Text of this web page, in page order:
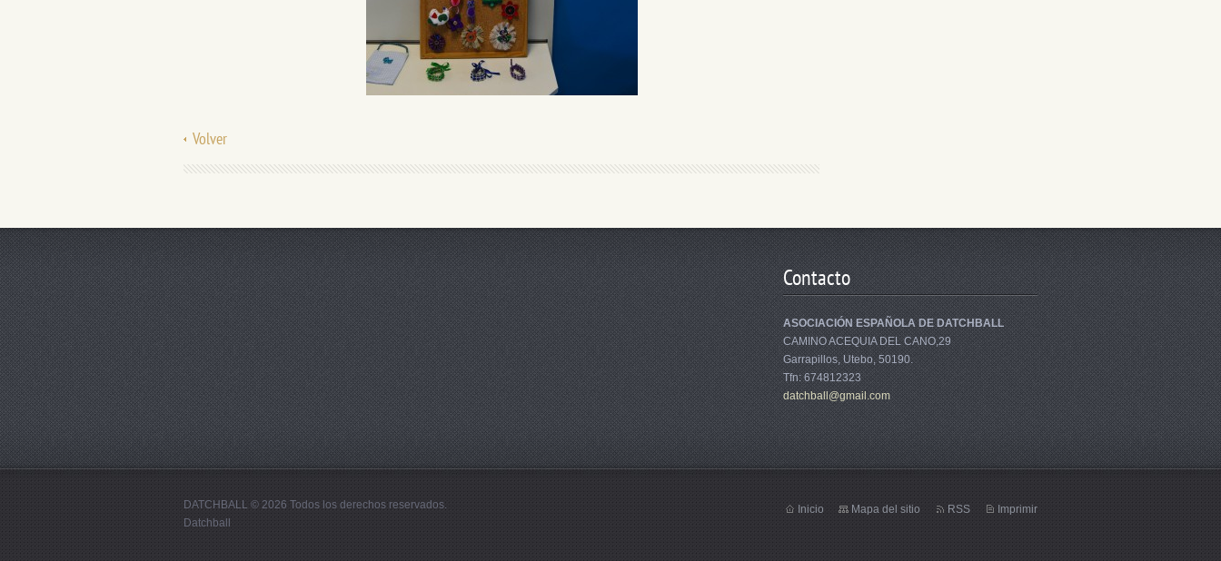
Volver
Contacto
ASOCIACIÓN ESPAÑOLA DE DATCHBALL
CAMINO ACEQUIA DEL CANO,29
Garrapillos, Utebo, 50190.
Tfn: 674812323
datchball@gmail.com
DATCHBALL © 2026 Todos los derechos reservados.
Datchball
Inicio Mapa del sitio RSS Imprimir